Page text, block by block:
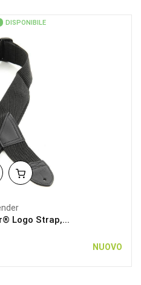
DISPONIBILE
Logo Strap,...
NUOVO